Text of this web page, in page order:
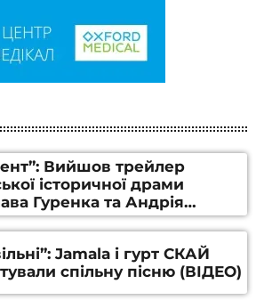
Вийшов трейлер
історичної драми
Гуренка та Андрія
(ВІДЕО)
Jamala і гурт СКАЙ
спільну пісню (ВІДЕО)